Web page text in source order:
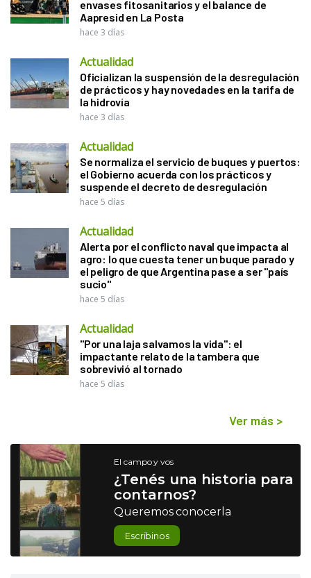
envases fitosanitarios y el balance de
Aapresid en La Posta
hace 3 días
Actualidad
Oficializan la suspensión de la desregulación
de prácticos y hay novedades en la tarifa de
la hidrovía
hace 3 días
Actualidad
Se normaliza el servicio de buques y puertos:
el Gobierno acuerda con los prácticos y
suspende el decreto de desregulación
hace 5 días
Actualidad
Alerta por el conflicto naval que impacta al
agro: lo que cuesta tener un buque parado y
el peligro de que Argentina pase a ser "país
sucio"
hace 5 días
Actualidad
"Por una laja salvamos la vida": el
impactante relato de la tambera que
sobrevivió al tornado
hace 5 días
Ver más >
El campo y vos
¿Tenés una historia para
contarnos?
Queremos conocerla
Escribinos